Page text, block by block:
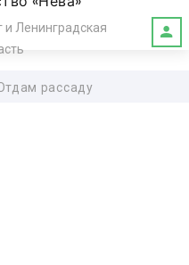
и Ленинградская
рассаду